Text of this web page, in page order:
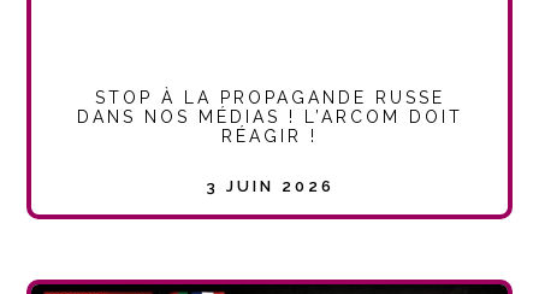
STOP À LA PROPAGANDE RUSSE
DANS NOS MÉDIAS ! L’ARCOM DOIT
RÉAGIR !
3 JUIN 2026